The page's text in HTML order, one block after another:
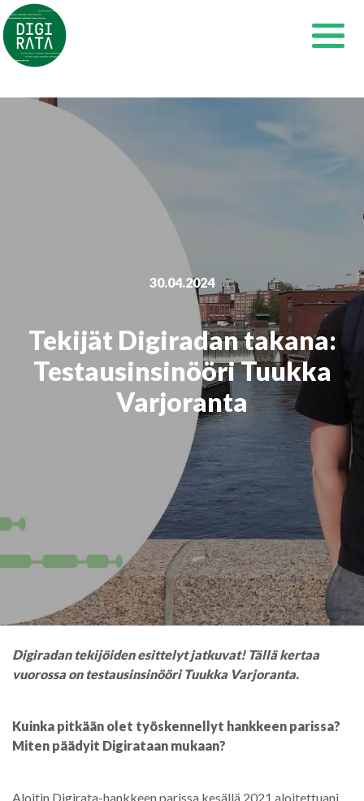
Siirry
sisältöön
30.04.2024
Tekijät Digiradan takana:
Testausinsinööri Tuukka
Varjoranta
Digiradan tekijöiden esittelyt jatkuvat! Tällä kertaa
vuorossa on testausinsinööri Tuukka Varjoranta.
Kuinka pitkään olet työskennellyt hankkeen parissa?
Miten päädyit Digirataan mukaan?
Aloitin Digirata-hankkeen parissa kesällä 2021 aloitettuani